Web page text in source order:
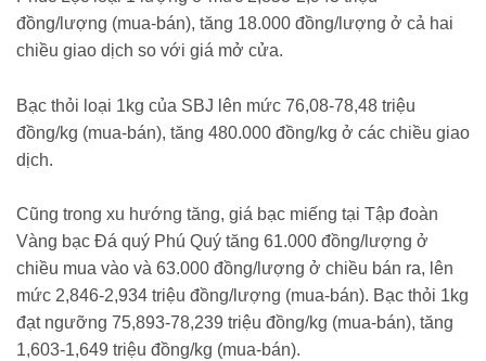
đồng/lượng (mua-bán), tăng 18.000 đồng/lượng ở cả hai
chiều giao dịch so với giá mở cửa.
Bạc thỏi loại 1kg của SBJ lên mức 76,08-78,48 triệu
đồng/kg (mua-bán), tăng 480.000 đồng/kg ở các chiều giao
dịch.
Cũng trong xu hướng tăng, giá bạc miếng tại Tập đoàn
Vàng bạc Đá quý Phú Quý tăng 61.000 đồng/lượng ở
chiều mua vào và 63.000 đồng/lượng ở chiều bán ra, lên
mức 2,846-2,934 triệu đồng/lượng (mua-bán). Bạc thỏi 1kg
đạt ngưỡng 75,893-78,239 triệu đồng/kg (mua-bán), tăng
1,603-1,649 triệu đồng/kg (mua-bán).